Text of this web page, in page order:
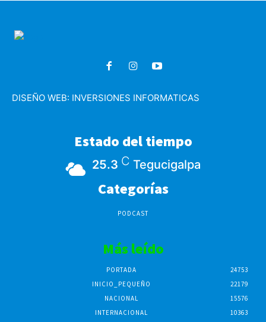
DISEÑO WEB: INVERSIONES INFORMATICAS
Estado del tiempo
25.3 C Tegucigalpa
Categorías
PODCAST
Más leído
PORTADA
24753
INICIO_PEQUEÑO
22179
NACIONAL
15576
INTERNACIONAL
10363